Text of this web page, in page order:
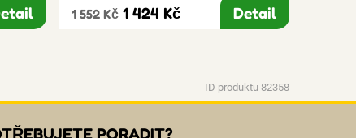
1 552 Kč 1 424 Kč Detail
ID produktu 82358
PORADIT?